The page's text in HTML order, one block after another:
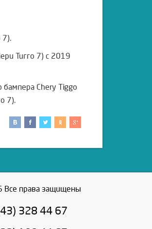
7).
Тигго 7) с 2019
бампера Chery Tiggo
7).
Все права защищены
328 44 67